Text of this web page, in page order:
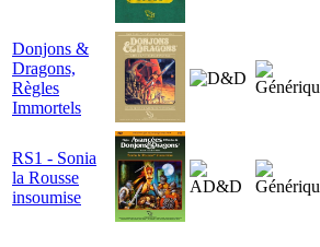
Donjons &
Dragons,
Règles
Immortels
RS1 - Sonia
la Rousse
insoumise